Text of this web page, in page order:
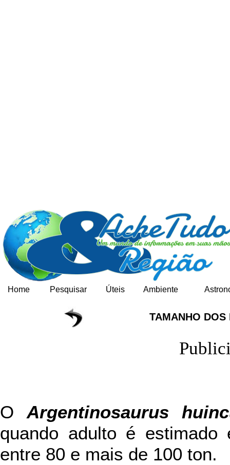
Home Pesquisar Úteis Ambiente
TAMANHO DOS
OArgentinosaurus
quando adulto é
entre 80 e mais de 100 ton.